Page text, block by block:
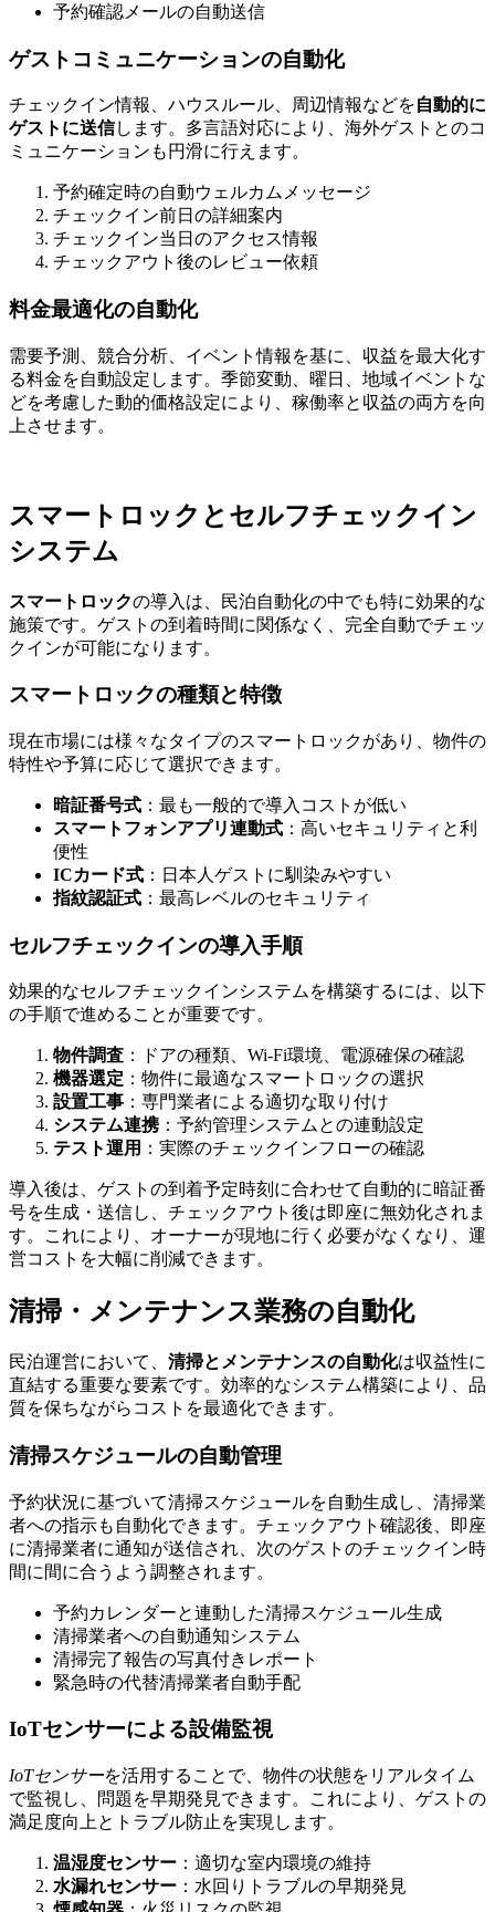
予約確認メールの自動送信
ゲストコミュニケーションの自動化
チェックイン情報、ハウスルール、周辺情報などを自動的に
ゲストに送信します。多言語対応により、海外ゲストとのコ
ミュニケーションも円滑に行えます。
予約確定時の自動ウェルカムメッセージ
チェックイン前日の詳細案内
チェックイン当日のアクセス情報
チェックアウト後のレビュー依頼
料金最適化の自動化
需要予測、競合分析、イベント情報を基に、収益を最大化す
る料金を自動設定します。季節変動、曜日、地域イベントな
どを考慮した動的価格設定により、稼働率と収益の両方を向
上させます。
スマートロックとセルフチェックイン
システム
スマートロックの導入は、民泊自動化の中でも特に効果的な
施策です。ゲストの到着時間に関係なく、完全自動でチェッ
クインが可能になります。
スマートロックの種類と特徴
現在市場には様々なタイプのスマートロックがあり、物件の
特性や予算に応じて選択できます。
暗証番号式 ：最も一般的で導入コストが低い
スマートフォンアプリ連動式 ：高いセキュリティと利
便性
ICカード式 ：日本人ゲストに馴染みやすい
指紋認証式 ：最高レベルのセキュリティ
セルフチェックインの導入手順
効果的なセルフチェックインシステムを構築するには、以下
の手順で進めることが重要です。
物件調査 ：ドアの種類、Wi-Fi環境、電源確保の確認
機器選定 ：物件に最適なスマートロックの選択
設置工事 ：専門業者による適切な取り付け
システム連携：予約管理システムとの連動設定
テスト運用 ：実際のチェックインフローの確認
導入後は、ゲストの到着予定時刻に合わせて自動的に暗証番
号を生成・送信し、チェックアウト後は即座に無効化されま
す。これにより、オーナーが現地に行く必要がなくなり、運
営コストを大幅に削減できます。
清掃・メンテナンス業務の自動化
民泊運営において、 清掃とメンテナンスの自動化は収益性に
直結する重要な要素です。効率的なシステム構築により、品
質を保ちながらコストを最適化できます。
清掃スケジュールの自動管理
予約状況に基づいて清掃スケジュールを自動生成し、清掃業
者への指示も自動化できます。チェックアウト確認後、即座
に清掃業者に通知が送信され、次のゲストのチェックイン時
間に間に合うよう調整されます。
予約カレンダーと連動した清掃スケジュール生成
清掃業者への自動通知システム
清掃完了報告の写真付きレポート
緊急時の代替清掃業者自動手配
IoTセンサーによる設備監視
IoTセンサーを活用することで、物件の状態をリアルタイム
で監視し、問題を早期発見できます。これにより、ゲストの
満足度向上とトラブル防止を実現します。
温湿度センサー ：適切な室内環境の維持
水漏れセンサー ：水回りトラブルの早期発見